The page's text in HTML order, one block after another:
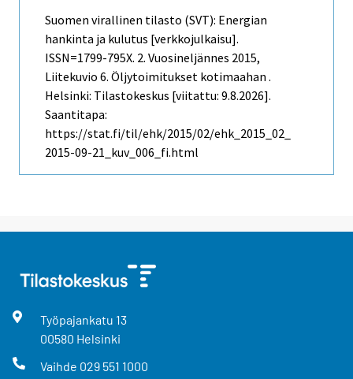
Suomen virallinen tilasto (SVT): Energian
hankinta ja kulutus [verkkojulkaisu].
ISSN=1799-795X. 2. Vuosineljännes 2015,
Liitekuvio 6. Öljytoimitukset kotimaahan .
Helsinki: Tilastokeskus [viitattu: 9.8.2026].
Saantitapa:
https://stat.fi/til/ehk/2015/02/ehk_2015_02_
2015-09-21_kuv_006_fi.html
Työpajankatu 13
00580 Helsinki
Vaihde 029 551 1000